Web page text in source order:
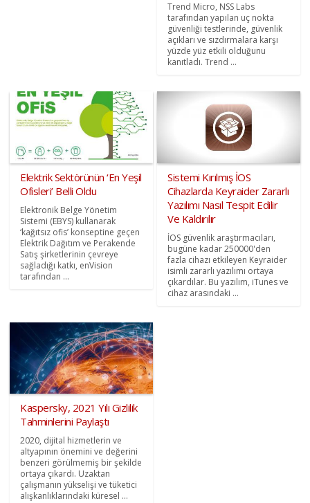
Trend Micro, NSS Labs
tarafından yapılan uç nokta
güvenliği testlerinde, güvenlik
açıkları ve sızdırmalara karşı
yüzde yüz etkili olduğunu
kanıtladı. Trend ...
Elektrik Sektörünün ‘En Yeşil
Ofisleri’ Belli Oldu
Elektronik Belge Yönetim
Sistemi (EBYS) kullanarak
‘kağıtsız ofis’ konseptine geçen
Elektrik Dağıtım ve Perakende
Satış şirketlerinin çevreye
sağladığı katkı, enVision
tarafından ...
Sistemi Kırılmış İOS
Cihazlarda Keyraider Zararlı
Yazılımı Nasıl Tespit Edilir
Ve Kaldırılır
İOS güvenlik araştırmacıları,
bugüne kadar 250000'den
fazla cihazı etkileyen Keyraider
isimli zararlı yazılımı ortaya
çıkardılar. Bu yazılım, iTunes ve
cihaz arasındaki ...
Kaspersky, 2021 Yılı Gizlilik
Tahminlerini Paylaştı
2020, dijital hizmetlerin ve
altyapının önemini ve değerini
benzeri görülmemiş bir şekilde
ortaya çıkardı. Uzaktan
çalışmanın yükselişi ve tüketici
alışkanlıklarındaki küresel ...